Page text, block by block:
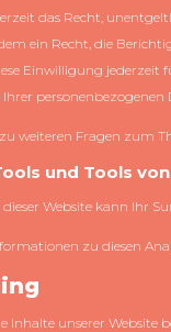
das Recht,
ein Recht, die
Einwilligung
personenbezogenen
weiteren Fragen zum
und Tools
dieser Website kann Ihr
zu diesen
Inhalte unserer Website